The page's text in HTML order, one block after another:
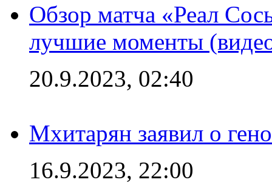
Обзор матча «Реал
лучшие моменты
20.9.2023, 02:40
Мхитарян заявил о
16.9.2023, 22:00